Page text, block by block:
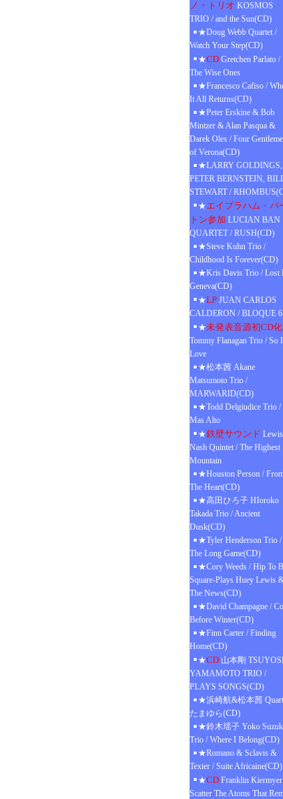
ノ・トリオ KOSMOS
TRIO / and the Sun(CD)
★Doug Webb Quartet /
Watch Your Step(CD)
★CD Gretchen Parlato /
The Wise Ones
★Francesco Cafiso /
It All Returns(CD)
★Peter Erskine & Bob
Mintzer & Alan Pasqua &
Darek Oles / Four
of Verona(CD)
★LARRY GOLDINGS,
PETER BERNSTEIN,
STEWART /
★エイブラハム・バ
トン参加 LUCIAN BAN
QUARTET / RUSH(CD)
★Steve Kuhn Trio /
Childhood Is Forever(CD)
★Kris Davis Trio / Lost
Geneva(CD)
★LP JUAN CARLOS
CALDERON / BLOQUE 6
★未発表音源初CD化
Tommy Flanagan Trio / So
Love
★松本茜 Akane
Matsumoto Trio /
MARWARID(CD)
★Todd Delgiudice Trio /
Mas Alto
★鉄壁サウンド Lewis
Nash Quintet / The Highest
Mountain
★Houston Person /
The Heart(CD)
★高田ひろ子 HIoroko
Takada Trio / Ancient
Dusk(CD)
★Tyler Henderson Trio /
The Long Game(CD)
★Cory Weeds / Hip To
Square-Plays Huey Lewis
The News(CD)
★David Champagne /
Before Winter(CD)
★Finn Carter / Finding
Home(CD)
★CD 山本剛
YAMAMOTO TRIO /
PLAYS SONGS(CD)
★浜崎航&松本茜
たまゆら(CD)
★鈴木瑶子 Yoko
Trio / Where I Belong(CD)
★Romano & Sclavis &
Texier / Suite Africaine(CD)
★CD Franklin
Scatter The Atoms That